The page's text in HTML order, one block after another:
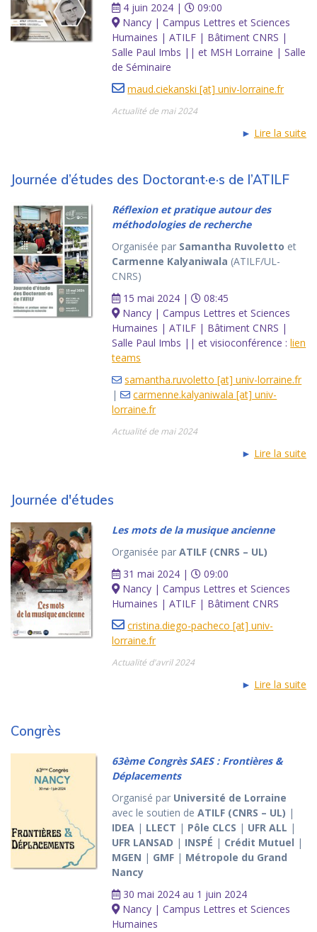
4 juin 2024 |
09:00
Nancy | Campus Lettres et Sciences
Humaines | ATILF | Bâtiment CNRS |
Salle Paul Imbs || et MSH Lorraine | Salle
de Séminaire
maud.ciekanski [at] univ-lorraine.fr
Actualité de mai 2024
► Lire la suite
Journée d’études des Doctorant·e·s de l’ATILF
Réflexion et pratique autour des
méthodologies de recherche
Organisée par Samantha Ruvoletto et
Carmenne Kalyaniwala (ATILF/UL-
CNRS)
15 mai 2024 |
08:45
Nancy | Campus Lettres et Sciences
Humaines | ATILF | Bâtiment CNRS |
Salle Paul Imbs || et visioconférence :lien
teams
samantha.ruvoletto [at] univ-lorraine.fr
|
carmenne.kalyaniwala [at] univ-
lorraine.fr
Actualité de mai 2024
► Lire la suite
Journée d'études
Les mots de la musique ancienne
Organisée parATILF (CNRS – UL)
31 mai 2024 |
09:00
Nancy | Campus Lettres et Sciences
Humaines | ATILF | Bâtiment CNRS
cristina.diego-pacheco [at] univ-
lorraine.fr
Actualité d'avril 2024
► Lire la suite
Congrès
63ème Congrès SAES : Frontières &
Déplacements
Organisé par Université de Lorraine
avec le soutien deATILF (CNRS – UL) |
IDEA | LLECT | Pôle CLCS | UFR ALL |
UFR LANSAD | INSPÉ | Crédit Mutuel |
MGEN | GMF | Métropole du Grand
Nancy
30 mai 2024 au 1 juin 2024
Nancy | Campus Lettres et Sciences
Humaines